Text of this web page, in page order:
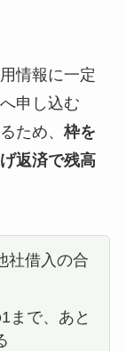
情報に一定
申し込む
ため、 枠を
返済で残高
社借入の合
まで、あと